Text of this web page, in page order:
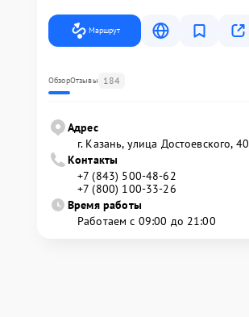
Маршрут
ОбзорОтзывы 184
Адрес
г. Казань, улица Достоевского, 40
Контакты
+7 (843) 500-48-62
+7 (800) 100-33-26
Время работы
Работаем с 09:00 до 21:00